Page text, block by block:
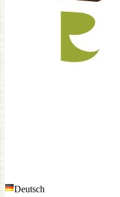
Deutsch